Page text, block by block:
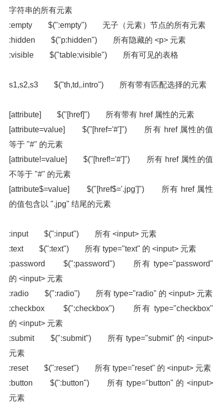
字符串的所有元素
:empty $(":empty") 无子（元素）节点的所有元素
:hidden $("p:hidden") 所有隐藏的 <p> 元素
:visible $("table:visible") 所有可见的表格
s1,s2,s3 $("th,td,.intro") 所有带有匹配选择的元素
[attribute] $("[href]") 所有带有 href 属性的元素
[attribute=value] $("[href='#']") 所有 href 属性的值
等于 "#" 的元素
[attribute!=value] $("[href!='#']") 所有 href 属性的值
不等于 "#" 的元素
[attribute$=value] $("[href$='.jpg']") 所有 href 属性
的值包含以 ".jpg" 结尾的元素
:input $(":input") 所有 <input> 元素
:text $(":text") 所有 type="text" 的 <input> 元素
:password $(":password") 所有 type="password"
的 <input> 元素
:radio $(":radio") 所有 type="radio" 的 <input> 元素
:checkbox $(":checkbox") 所有 type="checkbox"
的 <input> 元素
:submit $(":submit") 所有 type="submit" 的 <input>
元素
:reset $(":reset") 所有 type="reset" 的 <input> 元素
:button $(":button") 所有 type="button" 的 <input>
元素